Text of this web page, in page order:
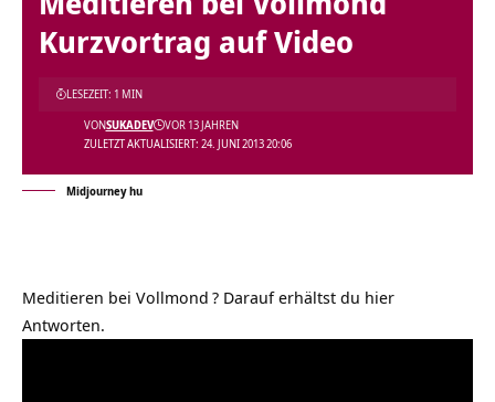
Kurzvortrag auf Video
ZULETZT AKTUALISIERT: 24. JUNI 2013 20:06
VONSUKADEV VOR 13 JAHREN
LESEZEIT: 1 MIN
Midjourney hu
Meditieren bei Vollmond ? Darauf erhältst du hier
Antworten.